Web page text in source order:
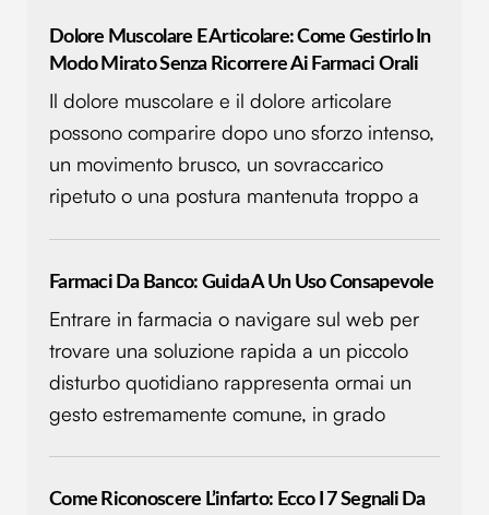
Dolore Muscolare E Articolare: Come Gestirlo In
Modo Mirato Senza Ricorrere Ai Farmaci Orali
Il dolore muscolare e il dolore articolare
possono comparire dopo uno sforzo intenso,
un movimento brusco, un sovraccarico
ripetuto o una postura mantenuta troppo a
Farmaci Da Banco: Guida A Un Uso Consapevole
Entrare in farmacia o navigare sul web per
trovare una soluzione rapida a un piccolo
disturbo quotidiano rappresenta ormai un
gesto estremamente comune, in grado
Come Riconoscere L’infarto: Ecco I 7 Segnali Da